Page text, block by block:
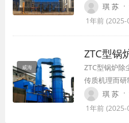
威胁。为了解
器应运而生
琪 苏 ·
1年前
威海
ZTC型锅
ZTC型锅炉除
传质机理而
术，把离心水
相结合为一
琪 苏 ·
1年前